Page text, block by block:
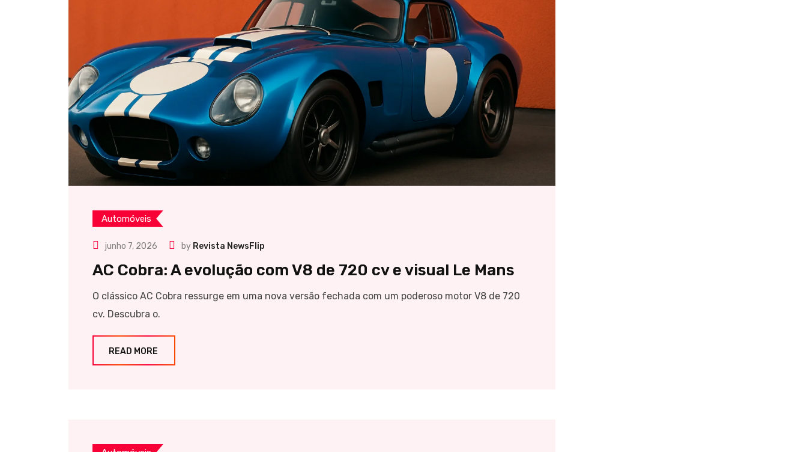
Automóveis
junho 7, 2026 by Revista NewsFlip
AC Cobra: A evolução com V8 de 720 cv e visual Le Mans
O clássico AC Cobra ressurge em uma nova versão fechada com um poderoso motor V8 de 720
cv. Descubra o.
READ MORE